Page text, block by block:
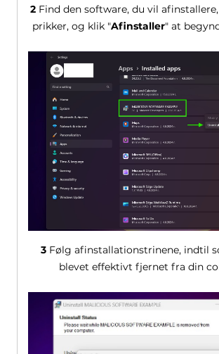
2Find den software, du vil
prikker, og klik "Afinstaller" at
3Følg afinstallationstrinene, indtil
blevet effektivt fjernet fra din